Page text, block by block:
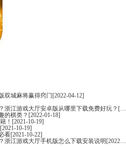
双城麻将赢得窍门[2022-04-12]
浙江游戏大厅安卓版从哪里下载免费好玩？ [2022-06-16]
的棋类？ [2022-01-18]
！ [2021-10-19]
[2021-10-19]
看[2021-10-22]
浙江游戏大厅手机版怎么下载安装说明 [2022-06-16]